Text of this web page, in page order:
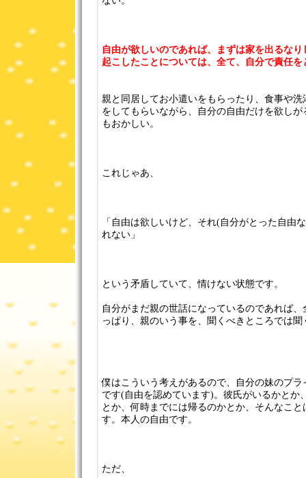
自由が欲しいのであれば、まずは家を出るな
起こしたことについては、全て、自分で責任
親と同居してお小遣いをもらったり、食事や
をしてもらいながら、自分の自由だけを欲し
もおかしい。
これじゃあ、
「自由は欲しいけど、それ(自分がとった自由
れない」
という矛盾していて、情けない状態です。
自分がまだ親の世話になっているのであれば
っぱり、親のいう事を、聞くべきところでは
僕はこういう考えがあるので、自分の妹のプ
です(自由を認めています)。彼氏がいるかとか
とか、何時までには帰るのかとか、そんなこ
す。本人の自由です。
ただ、